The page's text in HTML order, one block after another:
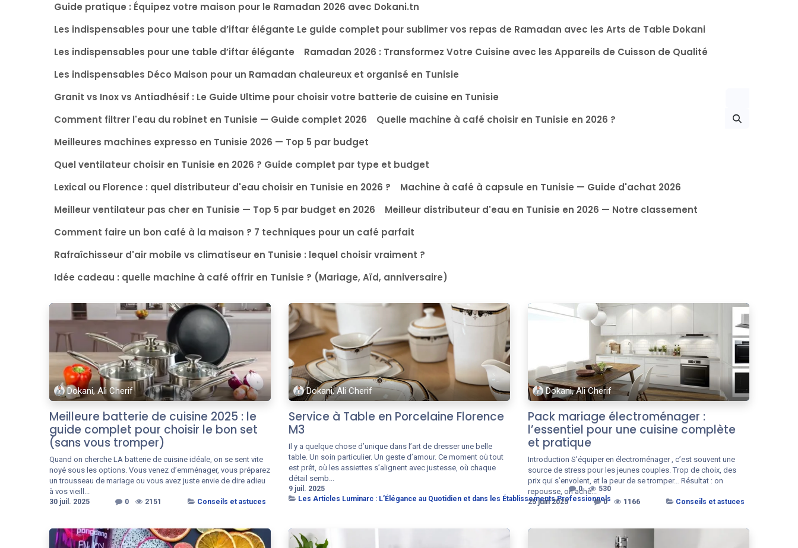
Guide pratique : Équipez votre maison pour le Ramadan 2026 avec Dokani.tn
Les indispensables pour une table d’iftar élégante Le guide complet pour sublimer vos repas de Ramadan avec les Arts de Table Dokani
Les indispensables pour une table d’iftar élégante
Ramadan 2026 : Transformez Votre Cuisine avec les Appareils de Cuisson de Qualité
Les indispensables Déco Maison pour un Ramadan chaleureux et organisé en Tunisie
Granit vs Inox vs Antiadhésif : Le Guide Ultime pour choisir votre batterie de cuisine en Tunisie
Comment filtrer l'eau du robinet en Tunisie — Guide complet 2026
Quelle machine à café choisir en Tunisie en 2026 ?
Meilleures machines expresso en Tunisie 2026 — Top 5 par budget
Quel ventilateur choisir en Tunisie en 2026 ? Guide complet par type et budget
Lexical ou Florence : quel distributeur d'eau choisir en Tunisie en 2026 ?
Machine à café à capsule en Tunisie — Guide d'achat 2026
Meilleur ventilateur pas cher en Tunisie — Top 5 par budget en 2026
Meilleur distributeur d'eau en Tunisie en 2026 — Notre classement
Comment faire un bon café à la maison ? 7 techniques pour un café parfait
Rafraîchisseur d'air mobile vs climatiseur en Tunisie : lequel choisir vraiment ?
Idée cadeau : quelle machine à café offrir en Tunisie ? (Mariage, Aïd, anniversaire)
Dokani, Ali Cherif
Meilleure batterie de cuisine 2025 : le
guide complet pour choisir le bon set
(sans vous tromper)
Quand on cherche LA batterie de cuisine idéale, on se sent vite
noyé sous les options. Vous venez d’emménager, vous préparez
un trousseau de mariage ou vous avez juste envie de dire adieu
à vos vieill...
30 juil. 2025 0 2151 Conseils et astuces
Dokani, Ali Cherif
Service à Table en Porcelaine Florence
M3
Il y a quelque chose d’unique dans l’art de dresser une belle
table. Un soin particulier. Un geste d’amour. Ce moment où tout
est prêt, où les assiettes s’alignent avec justesse, où chaque
détail semb...
9 juil. 2025 0
530
Les Articles Luminarc : L’Élégance au Quotidien et dans les Établissements Professionnels
Dokani, Ali Cherif
Pack mariage électroménager :
l’essentiel pour une cuisine complète
et pratique
Introduction S’équiper en électroménager , c’est souvent une
source de stress pour les jeunes couples. Trop de choix, des
prix qui s’envolent, et la peur de se tromper… Résultat : on
repousse, on achè...
25 juin 2025 0 1166 Conseils et astuces